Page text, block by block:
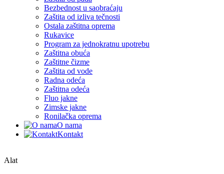
Bezbednost u saobraćaju
Zaštita od izliva tečnosti
Ostala zaštitna oprema
Rukavice
Program za jednokratnu upotrebu
Zaštitna obuća
Zaštitne čizme
Zaštita od vode
Radna odeća
Zaštitna odeća
Fluo jakne
Zimske jakne
Ronilačka oprema
O nama
Kontakt
Alat